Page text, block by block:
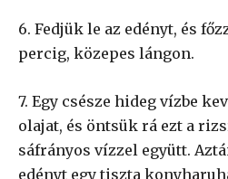
6. Fedjük le az edényt, és
percig, közepes lángon.
7. Egy csésze hideg vízbe
olajat, és öntsük rá ezt a
sáfrányos vízzel együtt.
edényt egy tiszta